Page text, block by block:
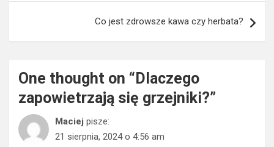
Co jest zdrowsze kawa czy herbata?
One thought on “ Dlaczego
zapowietrzają się grzejniki?”
Maciej pisze:
21 sierpnia, 2024 o 4:56 am